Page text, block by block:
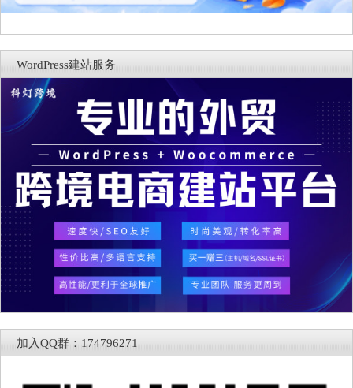
WordPress建站服务
加入QQ群：174796271